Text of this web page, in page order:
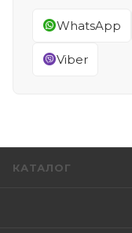
WhatsApp
Viber
КАТАЛОГ